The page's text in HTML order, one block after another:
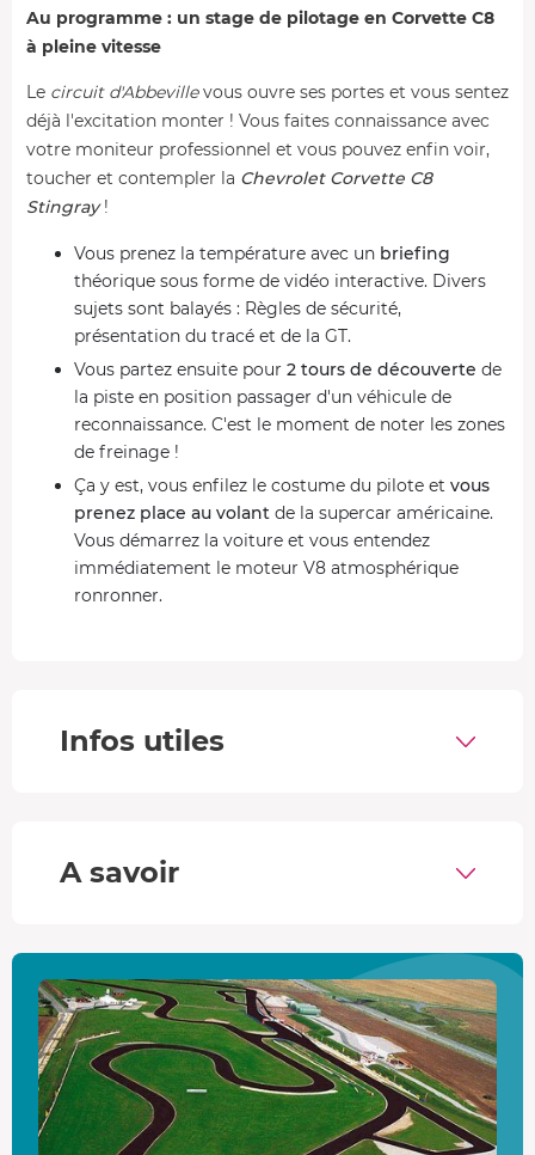
Au programme : un stage de pilotage en Corvette C8
à pleine vitesse
Le circuit d'Abbevillevous ouvre ses portes et vous sentez
déjà l'excitation monter ! Vous faites connaissance avec
votre moniteur professionnel et vous pouvez enfin voir,
toucher et contempler la Chevrolet Corvette C8
Stingray !
Vous prenez la température avec un briefing
théorique sous forme de vidéo interactive. Divers
sujets sont balayés : Règles de sécurité,
présentation du tracé et de la GT.
Vous partez ensuite pour 2 tours de découverte de
la piste en position passager d'un véhicule de
reconnaissance. C'est le moment de noter les zones
de freinage !
Ça y est, vous enfilez le costume du pilote et vous
prenez place au volant de la supercar américaine.
Vous démarrez la voiture et vous entendez
immédiatement le moteur V8 atmosphérique
ronronner.
mesure vous prenez confiance en vos capacités
votre stage de pilotage en
fin.
Vous avez la chance de piloter une véritable légende du
monde de l'automobile. LaCorvetteest une voiture qui
représente l'Amérique dans l'imaginaire de bon nombre
de mordus de vitesse et aujourd'hui, vous avez la chance
de prendre son volant. Cette8e générationest un vrai
tournant dans son histoire. Une nouvelle silhouette et un
Infos utiles
A savoir